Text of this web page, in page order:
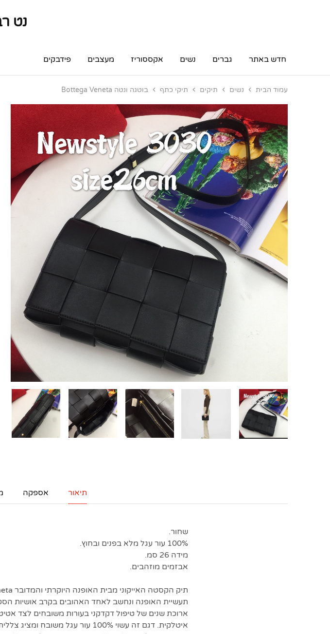
נט
נט
מותגי
חדש באתר גברים נשים אקססוריז מעצבים פידבקים
עמוד הבית נשים תיקים תיקי כתף בוטגה ונטה Bottega Veneta
תיאור אספקה
שחור.
100% עור עגל מלא בפנים ובחוץ.
מידה 26 סמ.
אבזמים מוזהבים.
תעשיית האופנה ונחשב לאחד האהובים בקרב אושיות
ארוכת שנים של טיפול דקדקני בעורות משובחים לצד
איטלקית. דגם זה עשוי 100% עור